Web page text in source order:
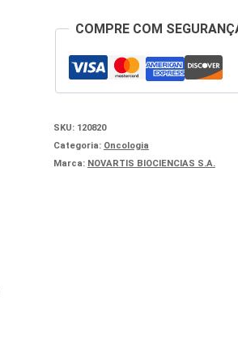
COMPRE COM
SKU: 120820
Categoria: Oncologia
Marca: NOVARTIS BIOCIENCIAS S.A.